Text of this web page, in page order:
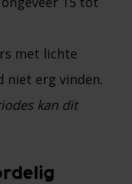
met lichte
niet erg vinden.
kan dit